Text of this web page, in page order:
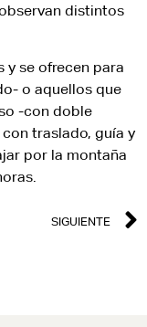
distintos
y se ofrecen para
o aquellos que
-con doble
traslado, guía y
por la montaña
SIGUIENTE